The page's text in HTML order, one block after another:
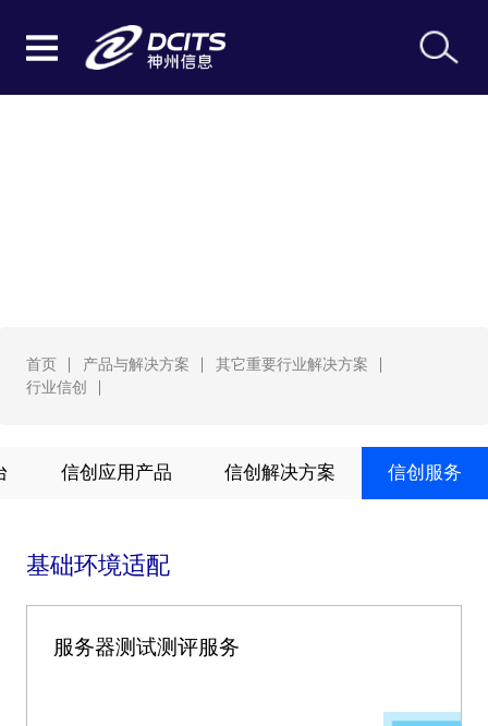
首页 产品与解决方案
其它重要行业解决方案
行业信创
信创应用产品 信创解决方案 信创服务
基础环境适配
服务器测试测评服务